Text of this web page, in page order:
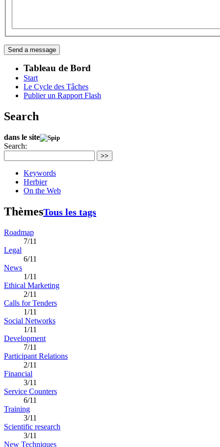
Tableau de Bord
Start
Le Cycle des Tâches
Publier un Rapport Flash
Search
dans le site
Search:
>>
Keywords
Herbier
On the Web
ThèmesTous les tags
Roadmap
7/11
Legal
6/11
News
1/11
Ethical Marketing
2/11
Calls for Tenders
1/11
Social Networks
1/11
Development
7/11
Participant Relations
2/11
Financial
3/11
Service Counters
6/11
Training
3/11
Scientific research
3/11
New Techniques